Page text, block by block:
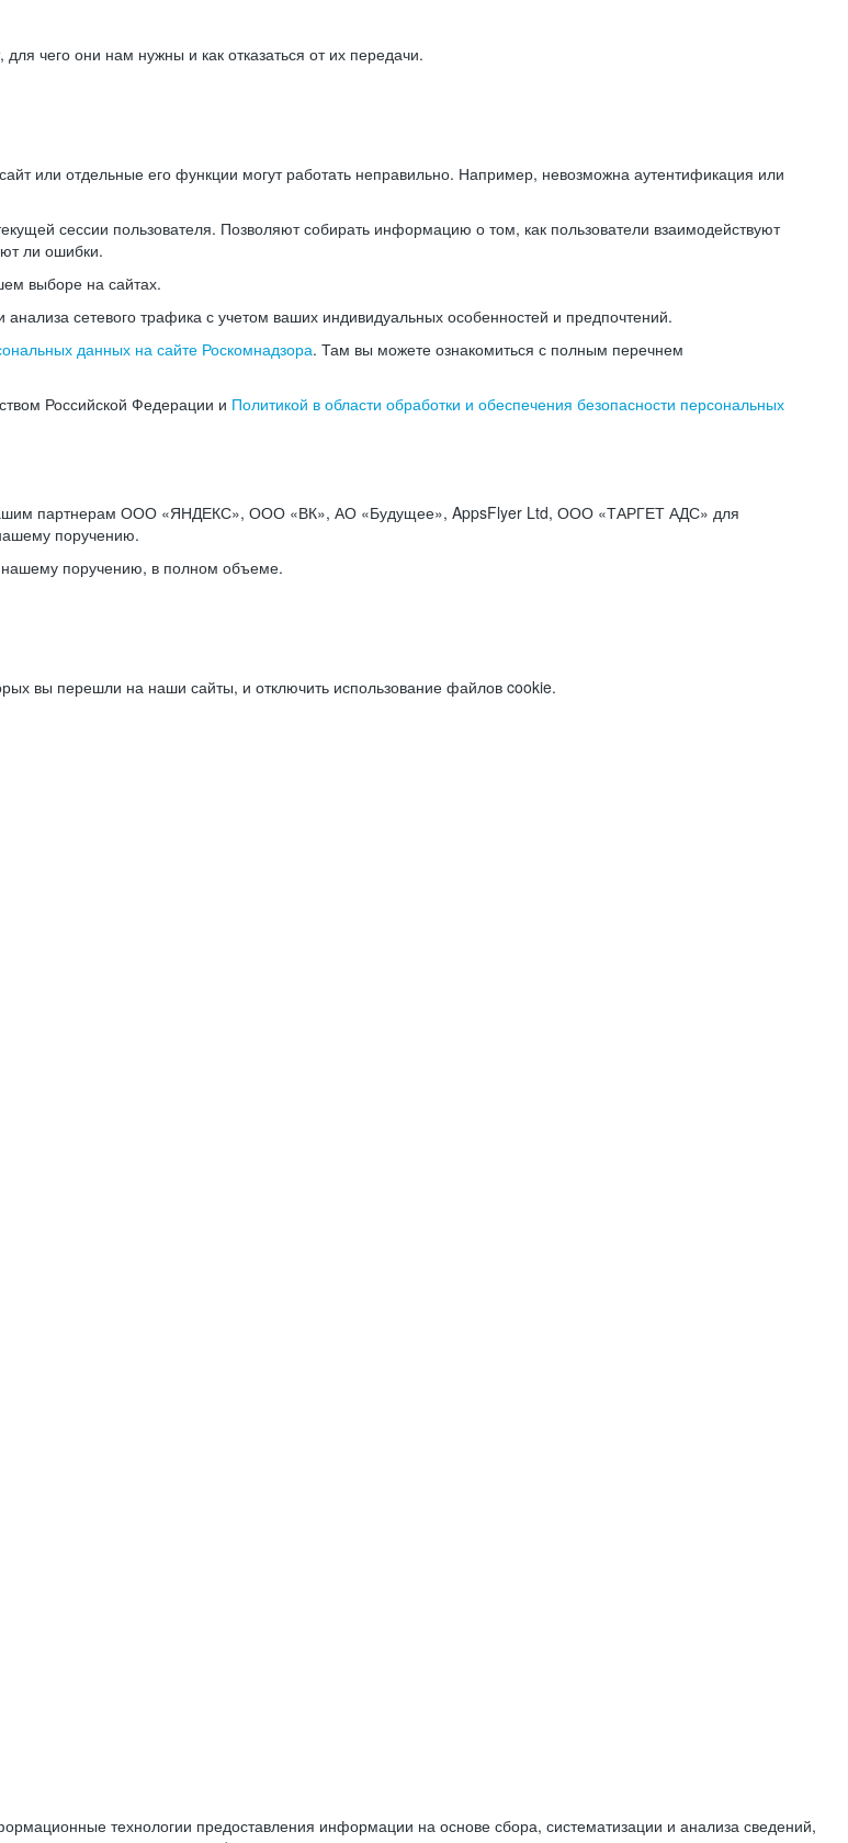
чего они нам нужны и как отказаться от их передачи.
или отдельные его функции могут работать неправильно. Например, невозможна аутентификация или
сессии пользователя. Позволяют собирать информацию о том, как пользователи взаимодействуют
ли ошибки.
выборе на сайтах.
сетевого трафика с учетом ваших индивидуальных особенностей и предпочтений.
данных на сайте Роскомнадзора. Там вы можете ознакомиться с полным перечнем
Российской Федерации и Политикой в области обработки и обеспечения безопасности персональных
партнерам ООО «ЯНДЕКС», ООО «ВК», АО «Будущее», AppsFlyer Ltd, ООО «ТАРГЕТ АДС» для
поручению.
нашему поручению, в полном объеме.
вы перешли на наши сайты, и отключить использование файлов cookie.
технологии предоставления информации на основе сбора, систематизации и анализа сведений,